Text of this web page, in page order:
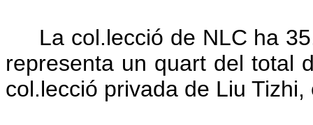
La col.lecció de NLC ha
representa un quart del total
col.lecció privada de Liu Tizhi,